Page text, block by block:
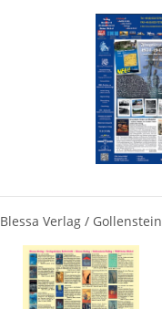
Blessa Verlag / Gollenstein